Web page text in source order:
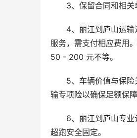
3、保留合同和相关
4、丽江到庐山运
服务，需支付相应费用
50 - 200 元不等。
5、车辆价值与保
输专项险以确保足额保障
6、丽江到庐山专
超跑安全固定。